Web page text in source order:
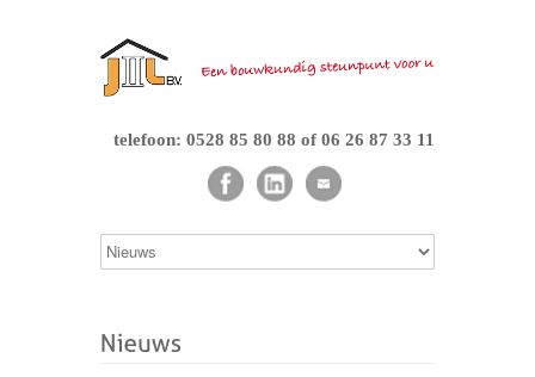
telefoon: 0528 85 80 88 of 06 26 87 33 11